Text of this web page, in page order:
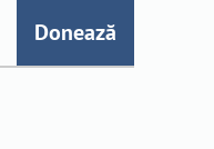
Donează